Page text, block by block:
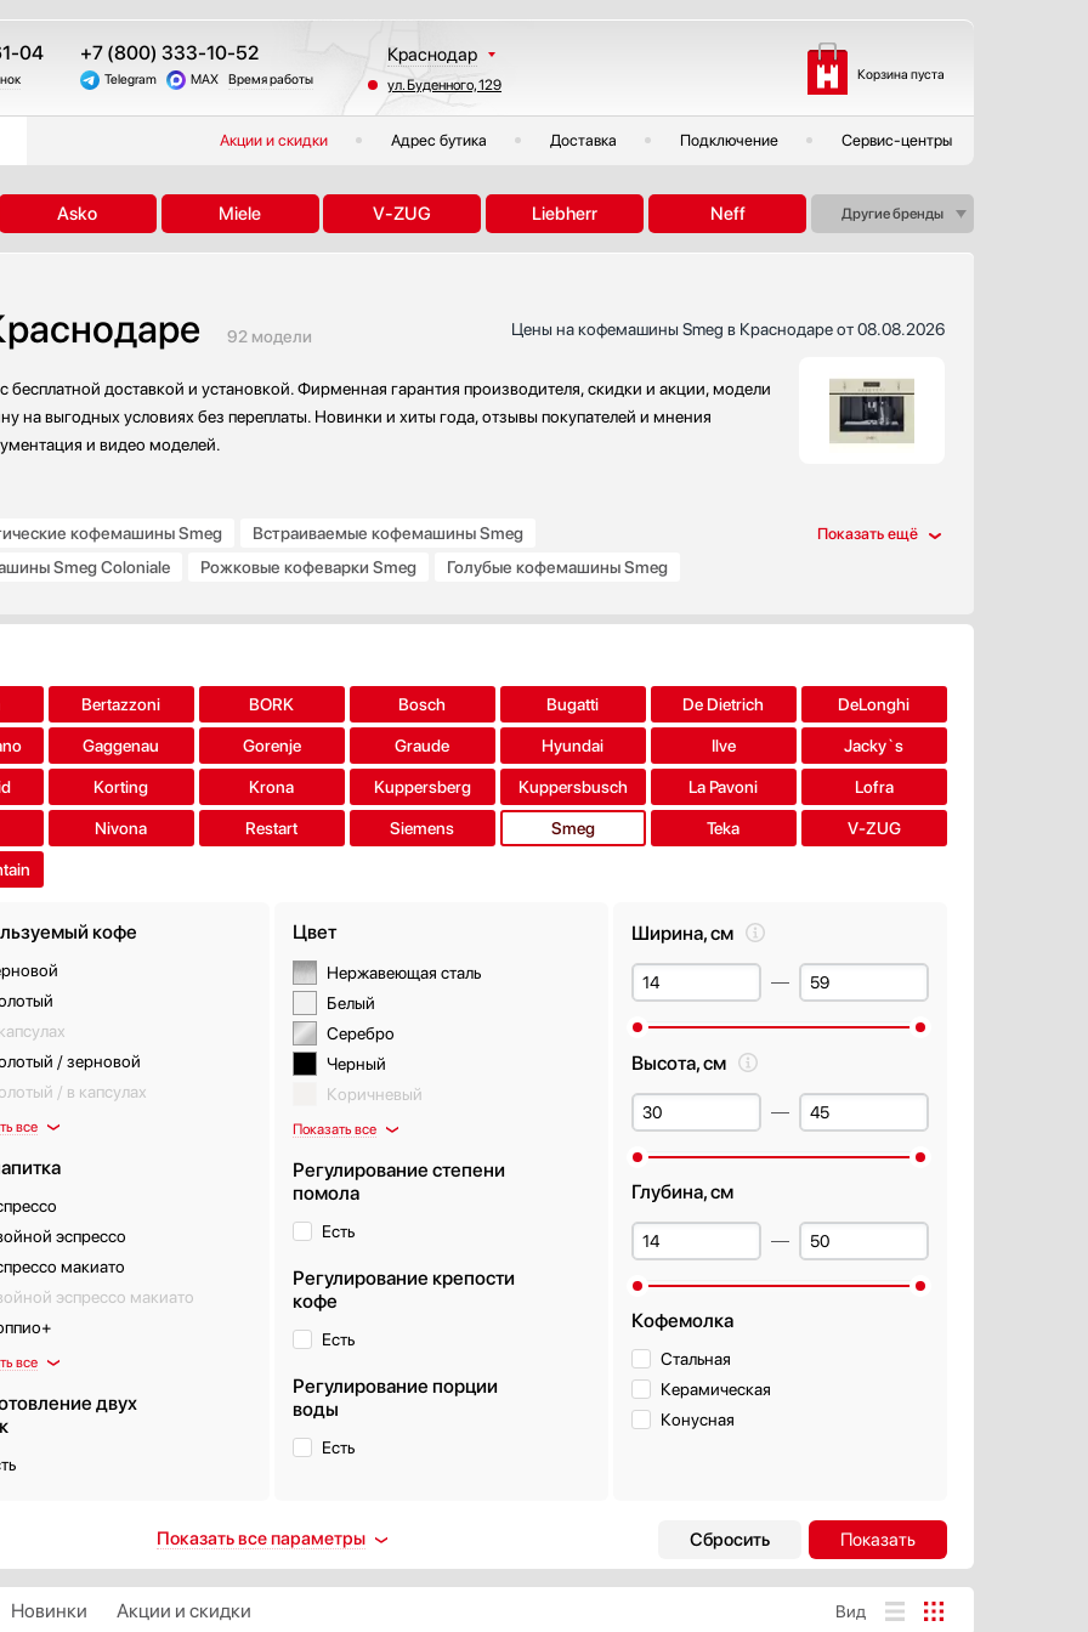
04 +7 (800) 333-10-52
Telegram MAX Время работы
Краснодар
Москва
Санкт-Петербург
Екатеринбург
ул. Буденного, 129
Корзина пуста
Акции и скидки Адрес бутика Доставка Подключение Сервис-центры
Asko Miele V-ZUG Liebherr Neff Другие бренды
92 модели Цены на кофемашины Smeg в Краснодаре от 08.08.2026
доставкой и установкой. Фирменная гарантия производителя, скидки и акции, модели
на выгодных условиях без переплаты. Новинки и хиты года, отзывы покупателей и мнения
и видео моделей.
кофемашины Smeg
Встраиваемые кофемашины Smeg
Smeg Coloniale Рожковые кофеварки Smeg
Голубые кофемашины Smeg
Bertazzoni BORK Bosch Bugatti De Dietrich DeLonghi
Gaggenau Gorenje Graude Hyundai Ilve Jacky`s
Korting Krona Kuppersberg Kuppersbusch La Pavoni Lofra
Nivona Restart Siemens Smeg Teka V-ZUG
кофе
/ зерновой
/ в капсулах
все
эспрессо
макиато
эспрессо макиато
все
двух
Цвет
Нержавеющая сталь
Белый
Серебро
Черный
Коричневый
Показать все
Регулирование степени
помола
Есть
Регулирование крепости
кофе
Есть
Регулирование порции
воды
Есть
Ширина, см
Высота, см
Глубина, см
Кофемолка
Стальная
Керамическая
Конусная
чаши для зерен, г Элементы управления
Кнопочные
Дизайн-линия
Базовый / Универсальный
Показать все параметры
Новинки Акции и скидки Вид